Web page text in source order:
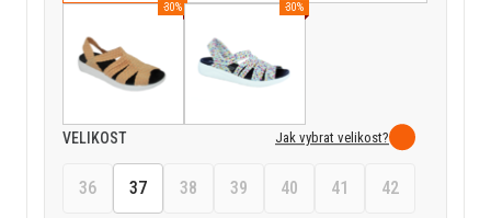
-30% -30%
VELIKOST Jak vybrat velikost?
36 37 38 39 40 41
42